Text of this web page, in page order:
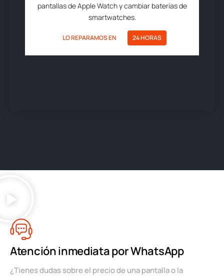
pantallas de Apple Watch y cambiar baterías de
smartwatches.
LO REPARAMOS EN 24 HORAS
Atención inmediata por WhatsApp
¿Tienes dudas sobre el precio de una pantalla o la